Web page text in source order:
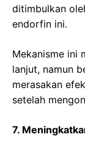
ditimbulkan
endorfin ini.
Mekanisme ini
lanjut, namun
merasakan
setelah
7.